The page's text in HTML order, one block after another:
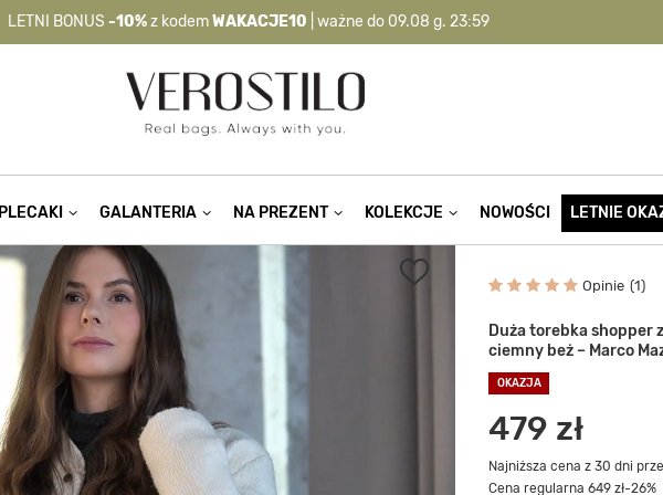
LETNI BONUS -10%z kodemWAKACJE10 | ważne do 09.08 g. 23:59
WAKACJE10 | nie dotyczy produktów z flagą OKAZJA >
PLECAKI GALANTERIA NA PREZENT KOLEKCJE NOWOŚCI LETNIE
Opinie 1
Duża torebka shopper
ciemny beż – Marco
OKAZJA
479 zł
Najniższa cena z 30 dni
Cena regularna 649 zł-26%